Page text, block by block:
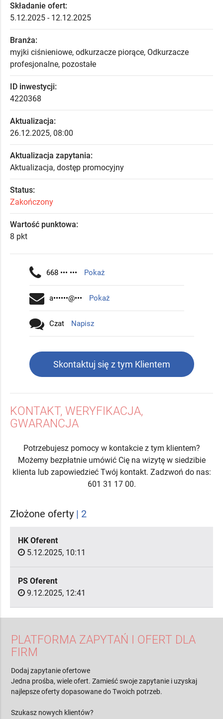
Składanie ofert:
5.12.2025 - 12.12.2025
Branża:
myjki ciśnieniowe, odkurzacze piorące, Odkurzacze
profesjonalne, pozostałe
ID inwestycji:
4220368
Aktualizacja:
26.12.2025, 08:00
Aktualizacja zapytania:
Aktualizacja, dostęp promocyjny
Status:
Zakończony
Wartość punktowa:
8 pkt
668 ••• ••• Pokaż
a••••••@••• Pokaż
Czat Napisz
Skontaktuj się z tym Klientem
KONTAKT, WERYFIKACJA,
GWARANCJA
Potrzebujesz pomocy w kontakcie z tym klientem?
Możemy bezpłatnie umówić Cię na wizytę w siedzibie
klienta lub zapowiedzieć Twój kontakt. Zadzwoń do nas:
601 31 17 00.
Złożone oferty | 2
HK Oferent
5.12.2025, 10:11
PS Oferent
9.12.2025, 12:41
PLATFORMA ZAPYTAŃ I OFERT DLA
FIRM
Dodaj zapytanie ofertowe
Jedna prośba, wiele ofert. Zamieść swoje zapytanie i uzyskaj
najlepsze oferty dopasowane do Twoich potrzeb.
Szukasz nowych klientów?